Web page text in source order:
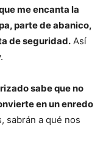
me encanta la
parte de abanico,
de seguridad. Así
sabe que no
en un enredo
sabrán a qué nos